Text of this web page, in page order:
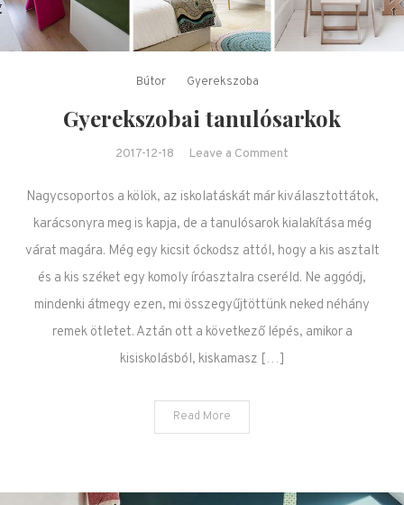
Bútor Gyerekszoba
Gyerekszobai tanulósarkok
2017-12-18 Leave a Comment
Nagycsoportos a kölök, az iskolatáskát már kiválasztottátok,
karácsonyra meg is kapja, de a tanulósarok kialakítása még
várat magára. Még egy kicsit óckodsz attól, hogy a kis asztalt
és a kis széket egy komoly íróasztalra cseréld. Ne aggódj,
mindenki átmegy ezen, mi összegyűjtöttünk neked néhány
remek ötletet. Aztán ott a következő lépés, amikor a
kisiskolásból, kiskamasz […]
Read More